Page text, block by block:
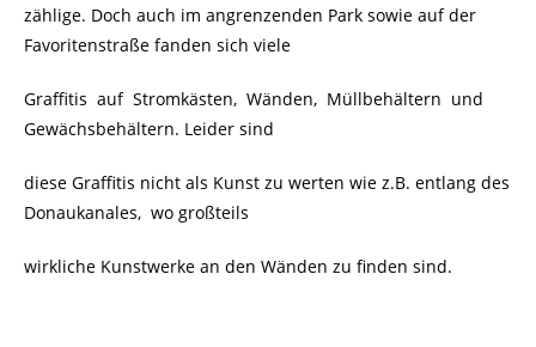
zählige. Doch auch im angrenzenden Park sowie auf der
Favoritenstraße fanden sich viele
Graffitis auf Stromkästen, Wänden, Müllbehältern und
Gewächsbehältern. Leider sind
diese Graffitis nicht als Kunst zu werten wie z.B. entlang des
Donaukanales, wo großteils
wirkliche Kunstwerke an den Wänden zu finden sind.